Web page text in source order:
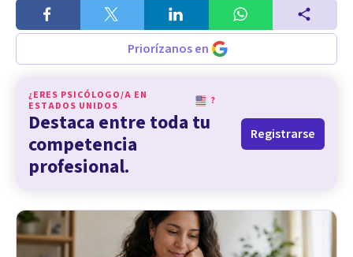
Priorízanos en
¿ERES PSICÓLOGO/A EN
ESTADOS UNIDOS
?
Destaca entre toda tu
competencia
profesional.
Registrarse